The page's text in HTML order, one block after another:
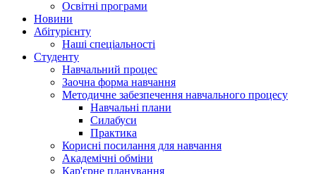
Освітні програми
Hовини
Абітурієнту
Наші спеціальності
Студенту
Навчальний процес
Заочна форма навчання
Методичне забезпечення навчального процесу
Навчальні плани
Силабуси
Практика
Корисні посилання для навчання
Академічні обміни
Кар'єрне планування